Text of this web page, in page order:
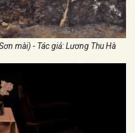
mài) - Tác giả: Lương Thu Hà